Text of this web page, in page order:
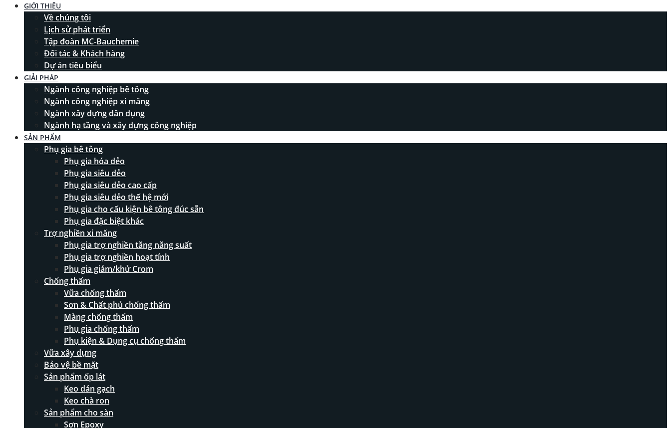
GIỚI THIỆU
Về chúng tôi
Lịch sử phát triển
Tập đoàn MC-Bauchemie
Đối tác & Khách hàng
Dự án tiêu biểu
GIẢI PHÁP
Ngành công nghiệp bê tông
Ngành công nghiệp xi măng
Ngành xây dựng dân dụng
Ngành hạ tầng và xây dựng công nghiệp
SẢN PHẨM
Phụ gia bê tông
Phụ gia hóa dẻo
Phụ gia siêu dẻo
Phụ gia siêu dẻo cao cấp
Phụ gia siêu dẻo thế hệ mới
Phụ gia cho cấu kiện bê tông đúc sẵn
Phụ gia đặc biệt khác
Trợ nghiền xi măng
Phụ gia trợ nghiền tăng năng suất
Phụ gia trợ nghiền hoạt tính
Phụ gia giảm/khử Crom
Chống thấm
Vữa chống thấm
Sơn & Chất phủ chống thấm
Màng chống thấm
Phụ gia chống thấm
Phụ kiện & Dụng cụ chống thấm
Vữa xây dựng
Bảo vệ bề mặt
Sản phẩm ốp lát
Keo dán gạch
Keo chà ron
Sản phẩm cho sàn
Sơn Epoxy